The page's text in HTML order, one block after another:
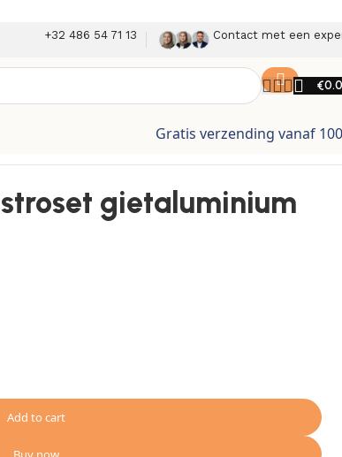
+32 486 54 71 13 Contact met een
€
Gratis verzending vanaf
gietaluminium
Add to cart